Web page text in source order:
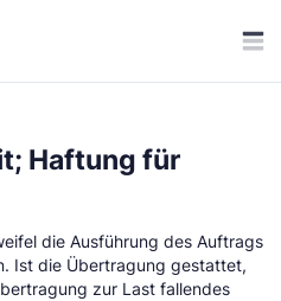
Haftung für
die Ausführung des Auftrags
Ist die Übertragung gestattet,
zur Last fallendes